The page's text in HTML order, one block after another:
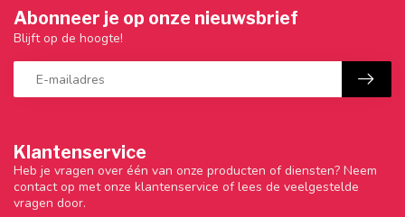
Klantenservice
Heb je vragen over één van onze producten of diensten? Neem
contact op met onze klantenservice of lees de veelgestelde
vragen door.
Abonneer je op onze nieuwsbrief
Blijft op de hoogte!